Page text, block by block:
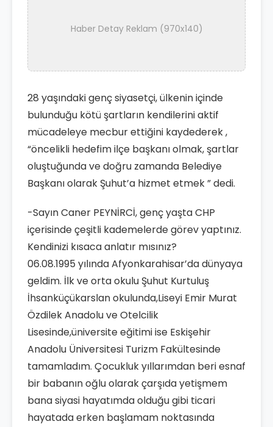
Haber Detay Reklam (970x140)
28 yaşındaki genç siyasetçi, ülkenin içinde
bulunduğu kötü şartların kendilerini aktif
mücadeleye mecbur ettiğini kaydederek ,
“öncelikli hedefim ilçe başkanı olmak, şartlar
oluştuğunda ve doğru zamanda Belediye
Başkanı olarak Şuhut’a hizmet etmek ” dedi.
-Sayın Caner PEYNİRCİ, genç yaşta CHP
içerisinde çeşitli kademelerde görev yaptınız.
Kendinizi kısaca anlatır mısınız?
06.08.1995 yılında Afyonkarahisar’da dünyaya
geldim. İlk ve orta okulu Şuhut Kurtuluş
İhsanküçükarslan okulunda,Liseyi Emir Murat
Özdilek Anadolu ve Otelcilik
Lisesinde,üniversite eğitimi ise Eskişehir
Anadolu Üniversitesi Turizm Fakültesinde
tamamladım. Çocukluk yıllarımdan beri esnaf
bir babanın oğlu olarak çarşıda yetişmem
bana siyasi hayatımda olduğu gibi ticari
hayatada erken başlamam noktasında